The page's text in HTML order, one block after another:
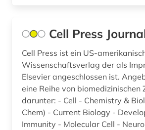
spanien (2)
spanisch (2)
spanische philologie (1)
spektroskopie (1)
spessart (1)
Cell Press
Cell Press ist ein US-
Wissenschaftsverlag der als
Elsevier angeschlossen ist.
eine Reihe von biomedizinischen
darunter: - Cell - Chemistry &
Chem) - Current Biology -
Immunity - Molecular Cell -